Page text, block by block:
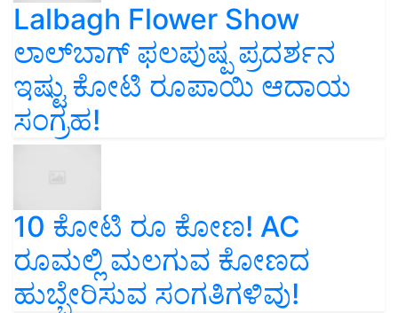
Lalbagh Flower Show
ಲಾಲ್‌ಬಾಗ್ ಫಲಪುಷ್ಪ ಪ್ರದರ್ಶನ
ಇಷ್ಟು ಕೋಟಿ ರೂಪಾಯಿ ಆದಾಯ
ಸಂಗ್ರಹ!
10 ಕೋಟಿ ರೂ ಕೋಣ! AC
ರೂಮಲ್ಲಿ ಮಲಗುವ ಕೋಣದ
ಹುಬ್ಬೇರಿಸುವ ಸಂಗತಿಗಳಿವು!